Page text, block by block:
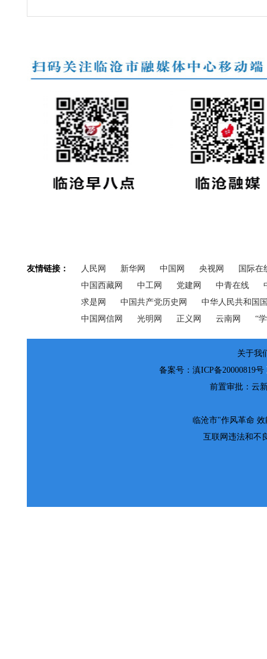
友情链接： 人民网 新华网 中国网 央视网
国际在
中国西藏网
中工网 党建网 中青在线
求是网
中国共产党历史网
中华人民共和国
中国网信网
光明网 正义网 云南网 “
关于我
备案号：滇ICP备20000819号
前置审批：云
临沧市"作风革命 效
互联网违法和不